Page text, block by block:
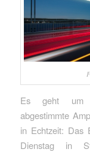
Es geht um
abgestimmte
in Echtzeit: Das
Dienstag in